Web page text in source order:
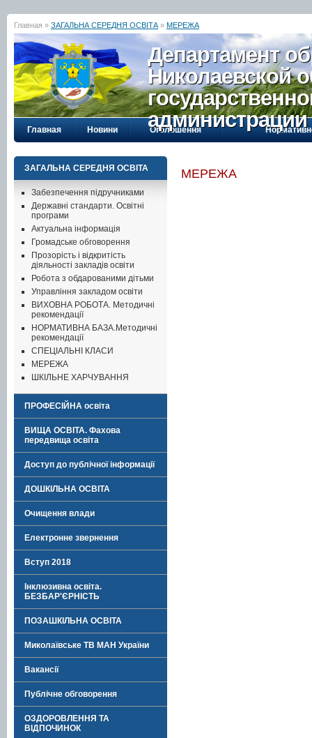
Главная » ЗАГАЛЬНА СЕРЕДНЯ ОСВІТА » МЕРЕЖА
Департамент
Николаевской
администрации
Главная Новини Оголошення
ЗАГАЛЬНА СЕРЕДНЯ ОСВІТА
Забезпечення підручниками
Державні стандарти. Освітні
програми
Актуальна інформація
Громадське обговорення
Прозорість і відкритість
діяльності закладів освіти
Робота з обдарованими дітьми
Управління закладом освіти
ВИХОВНА РОБОТА. Методичні
рекомендації
НОРМАТИВНА БАЗА.Методичні
рекомендації
СПЕЦІАЛЬНІ КЛАСИ
МЕРЕЖА
ШКІЛЬНЕ ХАРЧУВАННЯ
ПРОФЕСІЙНА освіта
ВИЩА ОСВІТА. Фахова
передвища освіта
Доступ до публічної інформації
ДОШКІЛЬНА ОСВІТА
Очищення влади
Електронне звернення
Вступ 2018
Інклюзивна освіта.
БЕЗБАР'ЄРНІСТЬ
ПОЗАШКІЛЬНА ОСВІТА
Миколаївське ТВ МАН України
Вакансії
Публічне обговорення
ОЗДОРОВЛЕННЯ ТА
ВІДПОЧИНОК
МЕРЕЖА